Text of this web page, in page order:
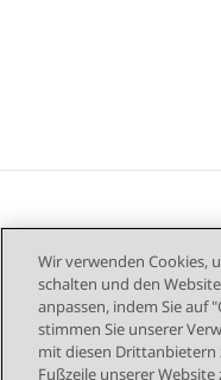
Wir verwenden Cookies,
schalten und den
anpassen, indem Sie auf
stimmen Sie unserer
mit diesen Drittanbietern
Fußzeile unserer